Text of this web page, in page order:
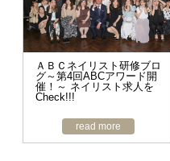
ＡＢＣネイリスト研修ブロ
グ～第4回ABCアワード開
催！～ ネイリスト求人を
Check!!!
read more